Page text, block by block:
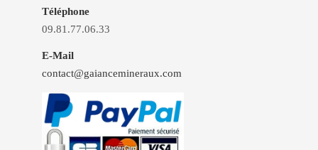
Téléphone
09.81.77.06.33
E-Mail
contact@gaiancemineraux.com